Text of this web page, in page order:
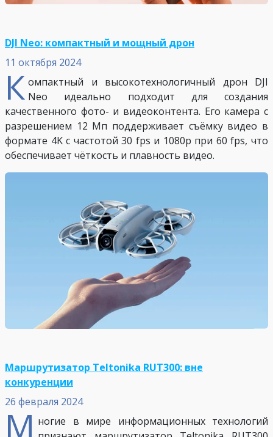
11 октября 2024
DJI Neo: компактный и мощный дрон
К омпактный и высокотехнологичный дрон DJI
Neo идеально подходит для создания
качественного фото- и видеоконтента. Его камера с
разрешением 12 Мп поддерживает съёмку видео в
формате 4K с частотой 30 fps и 1080p при 60 fps, что
обеспечивает чёткость и плавность видео.
26 февраля 2024
Маршрутизатор Teltonika RUT300: вне
конкуренции
М ногие в мире информационных технологий